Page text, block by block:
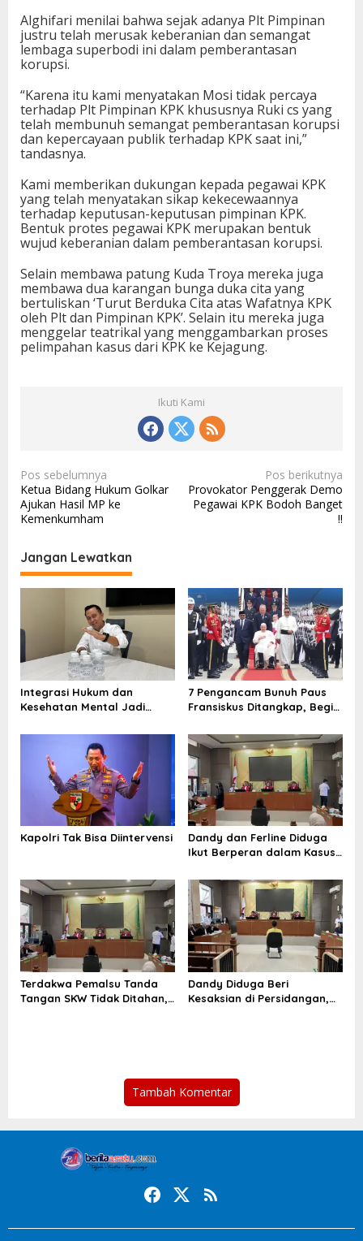
Alghifari menilai bahwa sejak adanya Plt Pimpinan
justru telah merusak keberanian dan semangat
lembaga superbodi ini dalam pemberantasan
korupsi.
“Karena itu kami menyatakan Mosi tidak percaya
terhadap Plt Pimpinan KPK khususnya Ruki cs yang
telah membunuh semangat pemberantasan korupsi
dan kepercayaan publik terhadap KPK saat ini,”
tandasnya.
Kami memberikan dukungan kepada pegawai KPK
yang telah menyatakan sikap kekecewaannya
terhadap keputusan-keputusan pimpinan KPK.
Bentuk protes pegawai KPK merupakan bentuk
wujud keberanian dalam pemberantasan korupsi.
Selain membawa patung Kuda Troya mereka juga
membawa dua karangan bunga duka cita yang
bertuliskan ‘Turut Berduka Cita atas Wafatnya KPK
oleh Plt dan Pimpinan KPK’. Selain itu mereka juga
menggelar teatrikal yang menggambarkan proses
pelimpahan kasus dari KPK ke Kejagung.
Ikuti Kami
N
a
v
g
a
i
p
o
s
Pos sebelumnya
Ketua Bidang Hukum Golkar
Ajukan Hasil MP ke
Kemenkumham
Pos berikutnya
Provokator Penggerak Demo
Pegawai KPK Bodoh Banget
!!
Jangan Lewatkan
Integrasi Hukum dan
Kesehatan Mental Jadi
Siber
7 Pengancam Bunuh Paus
Fransiskus Ditangkap, Begini
Diungkap Densus 88
Kapolri Tak Bisa Diintervensi
Dandy dan Ferline Diduga
Ikut Berperan dalam Kasus
Terdakwa Pemalsu Tanda
Tangan SKW Tidak Ditahan,
Dandy Diduga Beri
Kesaksian di Persidangan,
Tambah Komentar